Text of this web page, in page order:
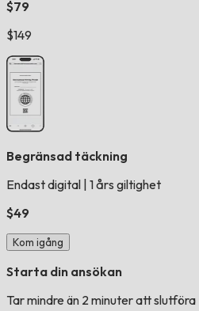
$79
$149
Begränsad täckning
Endast digital 1 års giltighet
$49
Kom igång
Starta din ansökan
Tar mindre än 2 minuter att slutföra